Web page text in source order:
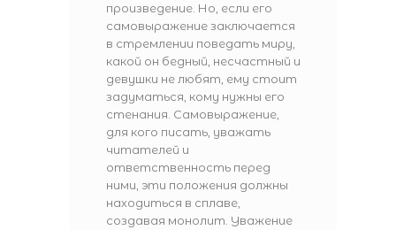
произведение. Но, если его
самовыражение заключается
в стремлении поведать миру,
какой он бедный, несчастный и
девушки не любят, ему стоит
задуматься, кому нужны его
стенания. Самовыражение,
для кого писать, уважать
читателей и
ответственность перед
ними, эти положения должны
находиться в сплаве,
создавая монолит. Уважение